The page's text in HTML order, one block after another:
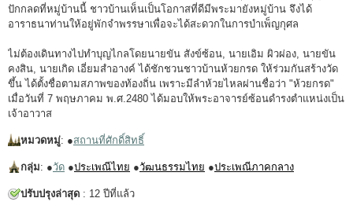
ปักกลดที่หมู่บ้านนี้ ชาวบ้านเห็นเป็นโอกาสที่ดีมีพระมายังหมู่บ้าน จึงได้
อาราธนาท่านให้อยู่พักจำพรรษาเพื่อจะได้สะดวกในการบำเพ็ญกุศล
ไม่ต้องเดินทางไปทำบุญไกลโดยนายขัน สังข์ซ้อน, นายเอิม ผิวผ่อง, นายขัน
คงสิน, นายเกิด เอี่ยมสำอางค์ ได้ชักชวนชาวบ้านห้วยกรด ให้ร่วมกันสร้างวัด
ขึ้น ได้ตั้งชื่อตามสภาพของท้องถิ่น เพราะมีลำห้วยไหลผ่านชื่อว่า "ห้วยกรด"
เมื่อวันที่ 7 พฤษภาคม พ.ศ.2480 ได้มอบให้พระอาจารย์ซ้อนดำรงตำแหน่งเป็น
เจ้าอาวาส
หมวดหมู่: ●สถานที่ศักดิ์สิทธิ์
กลุ่ม: ●วัด ●ประเพณีไทย ●วัฒนธรรมไทย ●ประเพณีภาคกลาง
ปรับปรุงล่าสุด : 12 ปีที่แล้ว